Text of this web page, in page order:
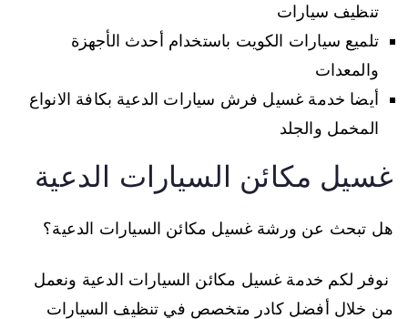
تنظيف سيارات
تلميع سيارات الكويت باستخدام أحدث الأجهزة
والمعدات
أيضا خدمة غسيل فرش سيارات الدعية بكافة الانواع
المخمل والجلد
غسيل مكائن السيارات الدعية
هل تبحث عن ورشة غسيل مكائن السيارات الدعية؟
نوفر لكم خدمة غسيل مكائن السيارات الدعية ونعمل
من خلال أفضل كادر متخصص في تنظيف السيارات